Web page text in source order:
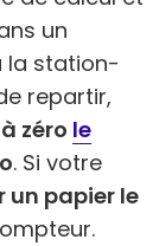
un
la station-
repartir,
zéro le
. Si votre
un papier le